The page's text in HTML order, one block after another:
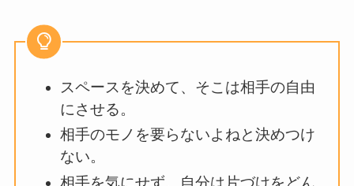
スペースを決めて、そこは相手の自由
にさせる。
相手のモノを要らないよねと決めつけ
ない。
相手を気にせず、自分は片づけをどん